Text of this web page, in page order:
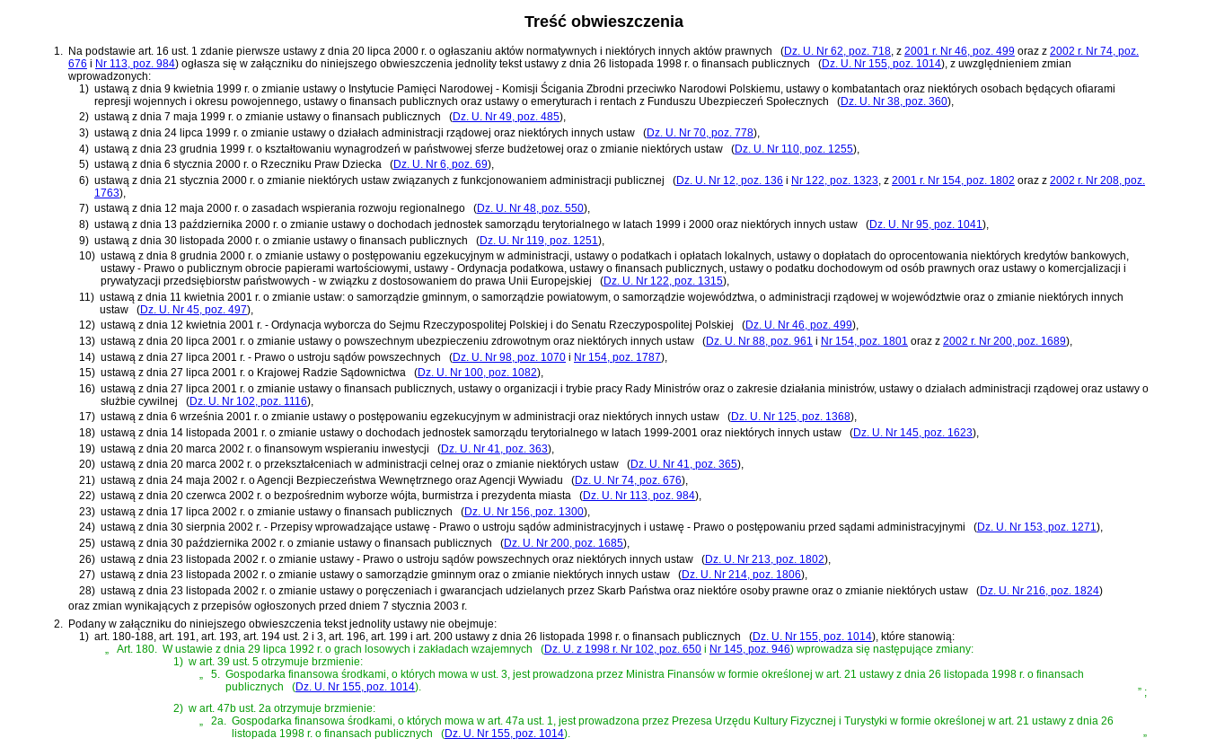
Treść obwieszczenia
1. Na podstawie art. 16 ust. 1 zdanie pierwsze ustawy z dnia 20 lipca 2000 r. o ogłaszaniu aktów normatywnych i niektórych innych aktów prawnych (Dz. U. Nr 62, poz. 718, z 2001 r. Nr 46, poz. 499 oraz z 2002 r. Nr 74, poz.
676 i Nr 113, poz. 984) ogłasza się w załączniku do niniejszego obwieszczenia jednolity tekstustawy z dnia 26 listopada 1998 r. o finansach publicznych (Dz. U. Nr 155, poz. 1014), z uwzględnieniem zmian
wprowadzonych:
1) ustawą z dnia 9 kwietnia 1999 r. o zmianie ustawy o Instytucie Pamięci Narodowej - Komisji Ścigania Zbrodni przeciwko Narodowi Polskiemu, ustawy o kombatantach oraz niektórych osobach będących ofiarami
represji wojennych i okresu powojennego, ustawy o finansach publicznych oraz ustawy o emeryturach i rentach z Funduszu Ubezpieczeń Społecznych
(Dz. U. Nr 38, poz. 360),
2) ustawą z dnia 7 maja 1999 r. o zmianie ustawy o finansach publicznych (Dz. U. Nr 49, poz. 485),
3) ustawą z dnia 24 lipca 1999 r. o zmianie ustawy o działach administracji rządowej oraz niektórych innych ustaw (Dz. U. Nr 70, poz. 778),
4) ustawą z dnia 23 grudnia 1999 r. o kształtowaniu wynagrodzeń w państwowej sferze budżetowej oraz o zmianie niektórych ustaw (Dz. U. Nr 110, poz. 1255)
5) ustawą z dnia 6 stycznia 2000 r. o Rzeczniku Praw Dziecka (Dz. U. Nr 6, poz. 69),
6) ustawą z dnia 21 stycznia 2000 r. o zmianie niektórych ustaw związanych z funkcjonowaniem administracji publicznej (Dz. U. Nr 12, poz. 136 i Nr 122, poz. 1323 , z 2001 r. Nr 154, poz. 1802 oraz z 2002 r. Nr 208, poz.
1763)
7) ustawą z dnia 12 maja 2000 r. o zasadach wspierania rozwoju regionalnego (Dz. U. Nr 48, poz. 550),
8) ustawą z dnia 13 października 2000 r. o zmianie ustawy o dochodach jednostek samorządu terytorialnego w latach 1999 i 2000 oraz niektórych innych ustaw (Dz. U. Nr 95, poz. 1041),
9) ustawą z dnia 30 listopada 2000 r. o zmianie ustawy o finansach publicznych (Dz. U. Nr 119, poz. 1251 )
10) ustawą z dnia 8 grudnia 2000 r. o zmianie ustawy o postępowaniu egzekucyjnym w administracji, ustawy o podatkach i opłatach lokalnych, ustawy o dopłatach do oprocentowania niektórych kredytów bankowych,
ustawy - Prawo o publicznym obrocie papierami wartościowymi, ustawy - Ordynacja podatkowa, ustawy o finansach publicznych, ustawy o podatku dochodowym od osób prawnych oraz ustawy o komercjalizacji i
prywatyzacji przedsiębiorstw państwowych - w związku z dostosowaniem do prawa Unii Europejskiej
(Dz. U. Nr 122, poz. 1315),
11) ustawą z dnia 11 kwietnia 2001 r. o zmianie ustaw: o samorządzie gminnym, o samorządzie powiatowym, o samorządzie województwa, o administracji rządowej w województwie oraz o zmianie niektórych innych
ustaw
(Dz. U. Nr 45, poz. 497)
12) ustawą z dnia 12 kwietnia 2001 r. - Ordynacja wyborcza do Sejmu Rzeczypospolitej Polskiej i do Senatu Rzeczypospolitej Polskiej (Dz. U. Nr 46, poz. 499),
13) ustawą z dnia 20 lipca 2001 r. o zmianie ustawy o powszechnym ubezpieczeniu zdrowotnym oraz niektórych innych ustaw (Dz. U. Nr 88, poz. 961 i Nr 154, poz. 1801 oraz z 2002 r. Nr 200, poz. 1689),
14) ustawą z dnia 27 lipca 2001 r. - Prawo o ustroju sądów powszechnych (Dz. U. Nr 98, poz. 1070 i Nr 154, poz. 1787)
15) ustawą z dnia 27 lipca 2001 r. o Krajowej Radzie Sądownictwa (Dz. U. Nr 100, poz. 1082),
16) ustawą z dnia 27 lipca 2001 r. o zmianie ustawy o finansach publicznych, ustawy o organizacji i trybie pracy Rady Ministrów oraz o zakresie działania ministrów, ustawy o działach administracji rządowej oraz ustawy o
służbie cywilnej
(Dz. U. Nr 102, poz. 1116)
17) ustawą z dnia 6 września 2001 r. o zmianie ustawy o postępowaniu egzekucyjnym w administracji oraz niektórych innych ustaw (Dz. U. Nr 125, poz. 1368),
18) ustawą z dnia 14 listopada 2001 r. o zmianie ustawy o dochodach jednostek samorządu terytorialnego w latach 1999-2001 oraz niektórych innych ustaw (Dz. U. Nr 145, poz. 1623),
19) ustawą z dnia 20 marca 2002 r. o finansowym wspieraniu inwestycji (Dz. U. Nr 41, poz. 363)
20) ustawą z dnia 20 marca 2002 r. o przekształceniach w administracji celnej oraz o zmianie niektórych ustaw (Dz. U. Nr 41, poz. 365),
21) ustawą z dnia 24 maja 2002 r. o Agencji Bezpieczeństwa Wewnętrznego oraz Agencji Wywiadu (Dz. U. Nr 74, poz. 676)
22) ustawą z dnia 20 czerwca 2002 r. o bezpośrednim wyborze wójta, burmistrza i prezydenta miasta (Dz. U. Nr 113, poz. 984),
23) ustawą z dnia 17 lipca 2002 r. o zmianie ustawy o finansach publicznych (Dz. U. Nr 156, poz. 1300),
24) ustawą z dnia 30 sierpnia 2002 r. - Przepisy wprowadzające ustawę - Prawo o ustroju sądów administracyjnych i ustawę - Prawo o postępowaniu przed sądami administracyjnymi (Dz. U. Nr 153, poz. 1271),
25) ustawą z dnia 30 października 2002 r. o zmianie ustawy o finansach publicznych (Dz. U. Nr 200, poz. 1685),
26) ustawą z dnia 23 listopada 2002 r. o zmianie ustawy - Prawo o ustroju sądów powszechnych oraz niektórych innych ustaw (Dz. U. Nr 213, poz. 1802)
27) ustawą z dnia 23 listopada 2002 r. o zmianie ustawy o samorządzie gminnym oraz o zmianie niektórych innych ustaw (Dz. U. Nr 214, poz. 1806),
28) ustawą z dnia 23 listopada 2002 r. o zmianie ustawy o poręczeniach i gwarancjach udzielanych przez Skarb Państwa oraz niektóre osoby prawne oraz o zmianie niektórych ustaw (Dz. U. Nr 216, poz. 1824)
oraz zmian wynikających z przepisów ogłoszonych przed dniem 7 stycznia 2003 r.
2. Podany w załączniku do niniejszego obwieszczenia tekst jednolity ustawy nie obejmuje:
1) art. 180-188, art. 191, art. 193, art. 194 ust. 2 i 3, art. 196, art. 199 i art. 200 ustawy z dnia 26 listopada 1998 r. o finansach publicznych (Dz. U. Nr 155, poz. 1014), które stanowią:
„
Art. 180. Wustawie z dnia 29 lipca 1992 r. o grach losowych i zakładach wzajemnych (Dz. U. z 1998 r. Nr 102, poz. 650 i Nr 145, poz. 946) wprowadza się następujące zmiany:
1) w art. 39 ust. 5 otrzymuje brzmienie:
„
5. Gospodarka finansowa środkami, o których mowa w ust. 3, jest prowadzona przez Ministra Finansów w formie określonej w art. 21 ustawy z dnia 26 listopada 1998 r. o finansach
publicznych
(Dz. U. Nr 155, poz. 1014). ” ;
2) w art. 47b ust. 2a otrzymuje brzmienie:
„
2a. Gospodarka finansowa środkami, o których mowa w art. 47a ust. 1, jest prowadzona przez Prezesa Urzędu Kultury Fizycznej i Turystyki w formie określonej w art. 21 ustawy z dnia 26
listopada 1998 r. o finansach publicznych
(Dz. U. Nr 155, poz. 1014).
”